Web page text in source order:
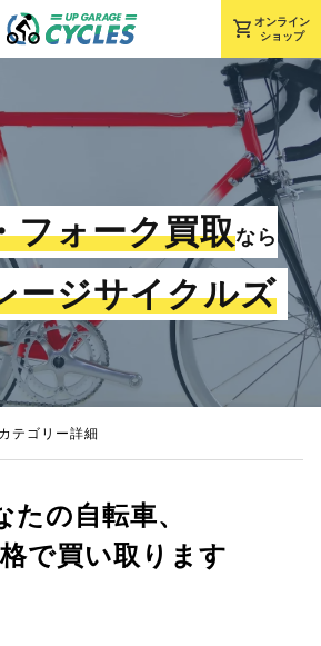
shopping_cart オンライン
ショップ
フォーク買取なら
ージサイクルズ
テゴリー詳細
たの自転車、
で買い取ります